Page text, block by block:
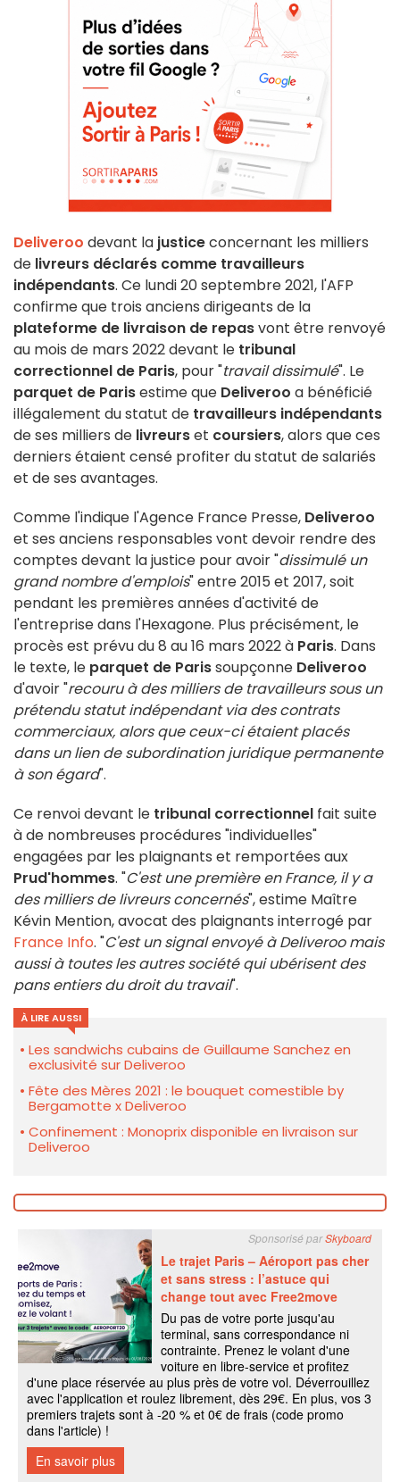
Deliveroo devant la justiceconcernant les milliers
de livreurs déclarés comme travailleurs
indépendants. Ce lundi 20 septembre 2021, l'AFP
confirme que trois anciens dirigeants de la
plateforme de livraison de repasvont être renvoyé
au mois de mars 2022 devant le tribunal
correctionnel de Paris, pour "travail dissimulé". Le
parquet de Parisestime que Deliveroo a bénéficié
illégalement du statut de travailleurs indépendants
de ses milliers de livreurset coursiers, alors que ces
derniers étaient censé profiter du statut de salariés
et de ses avantages.
Comme l'indique l'Agence France Presse, Deliveroo
et ses anciens responsables vont devoir rendre des
comptes devant la justice pour avoir "dissimulé un
grand nombre d'emplois" entre 2015 et 2017, soit
pendant les premières années d'activité de
l'entreprise dans l'Hexagone. Plus précisément, le
procès est prévu du 8 au 16 mars 2022 à Paris. Dans
le texte, le parquet de Parissoupçonne Deliveroo
d'avoir "recouru à des milliers de travailleurs sous un
prétendu statut indépendant via des contrats
commerciaux, alors que ceux-ci étaient placés
dans un lien de subordination juridique permanente
à son égard".
Ce renvoi devant le tribunal correctionnel fait suite
à de nombreuses procédures "individuelles"
engagées par les plaignants et remportées aux
Prud'hommes. "C'est une première en France, il y a
des milliers de livreurs concernés", estime Maître
Kévin Mention, avocat des plaignants interrogé par
France Info. "C'est un signal envoyé à Deliveroo mais
aussi à toutes les autres société qui ubérisent des
pans entiers du droit du travail".
À LIRE AUSSI
Les sandwichs cubains de Guillaume Sanchez en
exclusivité sur Deliveroo
Fête des Mères 2021 : le bouquet comestible by
Bergamotte x Deliveroo
Confinement : Monoprix disponible en livraison sur
Deliveroo